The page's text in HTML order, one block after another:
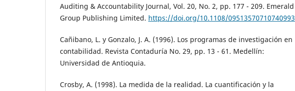
Auditing & Accountability Journal, Vol. 20, No. 2, pp. 177 - 209. Emerald
Group Publishing Limited. https://doi.org/10.1108/09513570710740993
Cañibano, L. y Gonzalo, J. A. (1996). Los programas de investigación en
contabilidad. Revista Contaduría No. 29, pp. 13 - 61. Medellín:
Universidad de Antioquia.
Crosby, A. (1998). La medida de la realidad. La cuantificación y la